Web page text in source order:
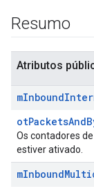
Resumo
Atributos
mInbound
Os contadores
estiver ativado.
mInbound